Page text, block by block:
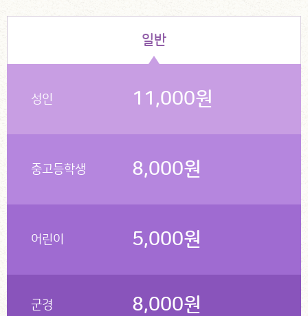
일반
성인 11,000원
중고등학생 8,000원
어린이 5,000원
군경 8,000원